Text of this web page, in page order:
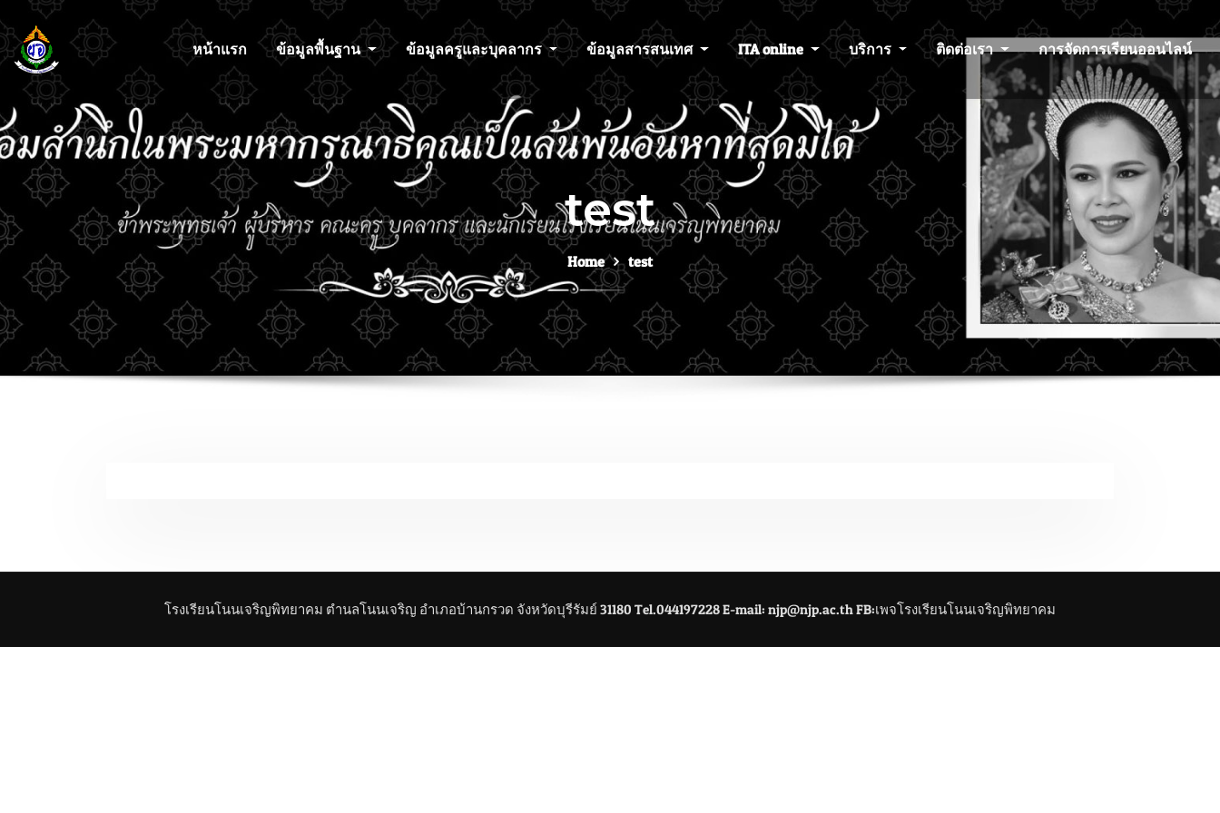
หน้าแรก ข้อมูลพื้นฐาน ข้อมูลครูและบุคลากร ข้อมูลสารสนเทศ ITA online บริการ ติดต่อเรา การจัดการเรียนออนไลน์
test
Home test
โรงเรียนโนนเจริญพิทยาคม ตำนลโนนเจริญ อำเภอบ้านกรวด จังหวัดบุรีรัมย์ 31180 Tel.044197228 E-mail: njp@njp.ac.th FB:เพจโรงเรียนโนนเจริญพิทยาคม